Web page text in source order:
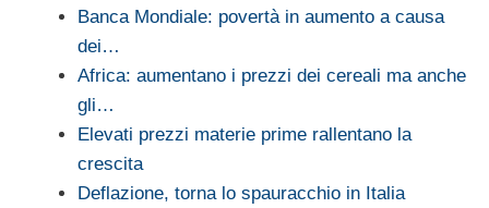
Banca Mondiale: povertà in aumento a causa
dei…
Africa: aumentano i prezzi dei cereali ma anche
gli…
Elevati prezzi materie prime rallentano la
crescita
Deflazione, torna lo spauracchio in Italia